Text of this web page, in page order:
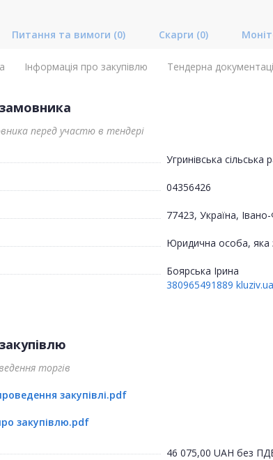
Питання та вимоги (0) Скарги (0)
Інформація про закупівлю Тендерна
перед участю в тендері
Угринівська сільська
04356426
77423, Україна,
Юридична особа, яка
Боярська Ірина
380965491889
торгів
закупівлі.pdf
закупівлю.pdf
46 075,00 UAH без